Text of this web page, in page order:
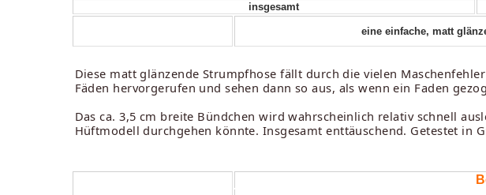
insgesamt
eine einfache, matt
Diese matt glänzende Strumpfhose fällt durch die vielen
Fäden hervorgerufen und sehen dann so aus, als wenn ein Faden
Das ca. 3,5 cm breite Bündchen wird wahrscheinlich relativ schnell
Hüftmodell durchgehen könnte. Insgesamt enttäuschend. Getestet in